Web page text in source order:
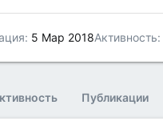
5 Мар 2018Активность
Публикации